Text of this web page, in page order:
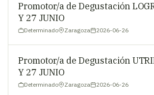
Promotor/a de Degustación
Y 27 JUNIO
Determinado Zaragoza 2026-06-26
Promotor/a de Degustación
Y 27 JUNIO
Determinado Zaragoza 2026-06-26